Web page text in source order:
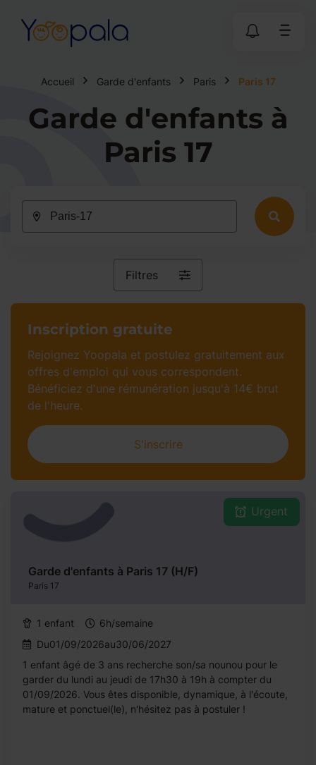
Accueil Garde d'enfants Paris Paris 17
Garde d'enfants à
Paris 17
Filtres
Garde d'enfants à Paris 17 (H/F)
Paris 17
Urgent
1 enfant
6h/semaine
Du01/09/2026au30/06/2027
1 enfant âgé de 3 ans recherche son/sa nounou pour le
garder du lundi au jeudi de 17h30 à 19h à compter du
01/09/2026. Vous êtes disponible, dynamique, à l'écoute,
mature et ponctuel(le), n'hésitez pas à postuler !
Inscription gratuite​
Rejoignez Yoopala et postulez gratuitement aux
offres d'emploi qui vous correspondent.
Bénéficiez d'une rémunération jusqu'à 14€ brut
de l'heure.​
S'inscrire